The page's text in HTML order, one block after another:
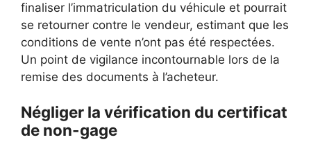
finaliser l’immatriculation du véhicule et pourrait
se retourner contre le vendeur, estimant que les
conditions de vente n’ont pas été respectées.
Un point de vigilance incontournable lors de la
remise des documents à l’acheteur.
Négliger la vérification du certificat
de non-gage